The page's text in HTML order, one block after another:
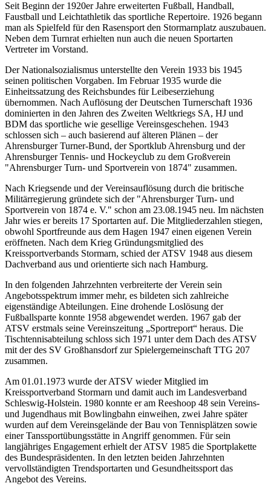
Seit Beginn der 1920er Jahre erweiterten Fußball, Handball,
Faustball und Leichtathletik das sportliche Repertoire. 1926 begann
man als Spielfeld für den Rasensport den Stormarnplatz auszubauen.
Neben dem Turnrat erhielten nun auch die neuen Sportarten
Vertreter im Vorstand.
Der Nationalsozialismus unterstellte den Verein 1933 bis 1945
seinen politischen Vorgaben. Im Februar 1935 wurde die
Einheitssatzung des Reichsbundes für Leibeserziehung
übernommen. Nach Auflösung der Deutschen Turnerschaft 1936
dominierten in den Jahren des Zweiten Weltkriegs SA, HJ und
BDM das sportliche wie gesellige Vereinsgeschehen. 1943
schlossen sich – auch basierend auf älteren Plänen – der
Ahrensburger Turner-Bund, der Sportklub Ahrensburg und der
Ahrensburger Tennis- und Hockeyclub zu dem Großverein
"Ahrensburger Turn- und Sportverein von 1874" zusammen.
Nach Kriegsende und der Vereinsauflösung durch die britische
Militärregierung gründete sich der "Ahrensburger Turn- und
Sportverein von 1874 e. V." schon am 23.08.1945 neu. Im nächsten
Jahr wies er bereits 17 Sportarten auf. Die Mitgliederzahlen stiegen,
obwohl Sportfreunde aus dem Hagen 1947 einen eigenen Verein
eröffneten. Nach dem Krieg Gründungsmitglied des
Kreissportverbands Stormarn, schied der ATSV 1948 aus diesem
Dachverband aus und orientierte sich nach Hamburg.
In den folgenden Jahrzehnten verbreiterte der Verein sein
Angebotsspektrum immer mehr, es bildeten sich zahlreiche
eigenständige Abteilungen. Eine drohende Loslösung der
Fußballsparte konnte 1958 abgewendet werden. 1967 gab der
ATSV erstmals seine Vereinszeitung „Sportreport“ heraus. Die
Tischtennisabteilung schloss sich 1971 unter dem Dach des ATSV
mit der des SV Großhansdorf zur Spielergemeinschaft TTG 207
zusammen.
Am 01.01.1973 wurde der ATSV wieder Mitglied im
Kreissportverband Stormarn und damit auch im Landesverband
Schleswig-Holstein. 1980 konnte er am Reeshoop 48 sein Vereins-
und Jugendhaus mit Bowlingbahn einweihen, zwei Jahre später
wurden auf dem Vereinsgelände der Bau von Tennisplätzen sowie
einer Tanssportübungsstätte in Angriff genommen. Für sein
langjähriges Engagement erhielt der ATSV 1985 die Sportplakette
des Bundespräsidenten. In den letzten beiden Jahrzehnten
vervollständigten Trendsportarten und Gesundheitssport das
Angebot des Vereins.